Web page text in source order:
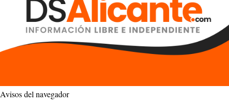
Avisos del navegador